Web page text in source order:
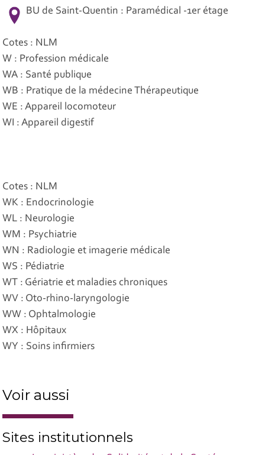
BU de Saint-Quentin : Paramédical -1er étage
Cotes : NLM
W : Profession médicale
WA : Santé publique
WB : Pratique de la médecine Thérapeutique
WE : Appareil locomoteur
WI : Appareil digestif
Cotes : NLM
WK : Endocrinologie
WL : Neurologie
WM : Psychiatrie
WN : Radiologie et imagerie médicale
WS : Pédiatrie
WT : Gériatrie et maladies chroniques
WV : Oto-rhino-laryngologie
WW : Ophtalmologie
WX : Hôpitaux
WY : Soins infirmiers
Voir aussi
Sites institutionnels